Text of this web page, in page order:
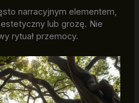
narracyjnym elementem,
lub grozę. Nie
rytuał przemocy.